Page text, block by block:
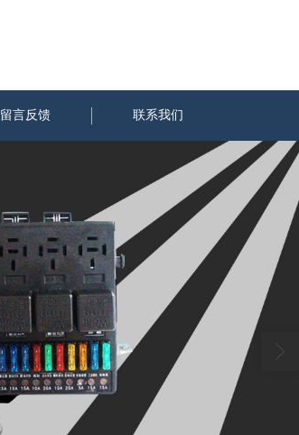
留言反馈 联系我们